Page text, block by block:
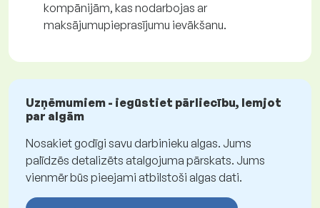
kompānijām, kas nodarbojas ar
maksājumupieprasījumu ievākšanu.
Uzņēmumiem - iegūstiet pārliecību, lemjot
par algām
Nosakiet godīgi savu darbinieku algas. Jums
palīdzēs detalizēts atalgojuma pārskats. Jums
vienmēr būs pieejami atbilstoši algas dati.